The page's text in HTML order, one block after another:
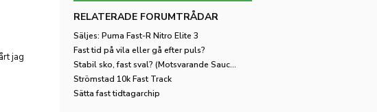
jag
RELATERADE FORUMTRÅDAR
Säljes: Puma Fast-R Nitro Elite 3
Fast tid på vila eller gå efter puls?
Stabil sko, fast sval? (Motsvarande Saucony Guide)
Strömstad 10k Fast Track
Sätta fast tidtagarchip